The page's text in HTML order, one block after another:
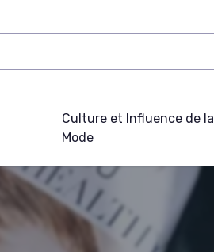
Culture et Influence de la
Mode